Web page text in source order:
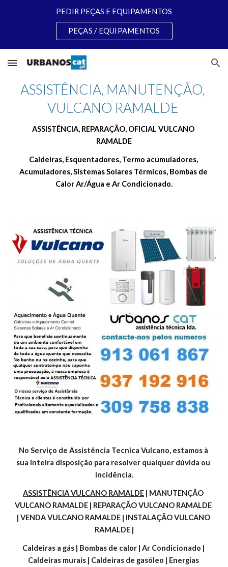
PEDIR PEÇAS E EQUIPAMENTOS
PEÇAS / EQUIPAMENTOS
ASSISTÊNCIA, MANUTENÇÃO,
VULCANO RAMALDE
ASSISTÊNCIA, REPARAÇÃO, OFICIAL VULCANO
RAMALDE
Caldeiras, Esquentadores, Termo acumuladores,
Acumuladores, Sistemas Solares Térmicos, Bombas de
Calor Ar/Água e Ar Condicionado.
No Serviço de Assistência Tecnica Vulcano, estamos à
sua inteira disposição para resolver qualquer dúvida ou
incidência.
ASSISTÊNCIA VULCANO RAMALDE | MANUTENÇÃO
VULCANO RAMALDE | REPARAÇÃO VULCANO RAMALDE
| VENDA VULCANO RAMALDE | INSTALAÇÃO VULCANO
RAMALDE |
Caldeiras a gás | Bombas de calor | Ar Condicionado |
Caldeiras murais | Caldeiras de gasóleo | Energias